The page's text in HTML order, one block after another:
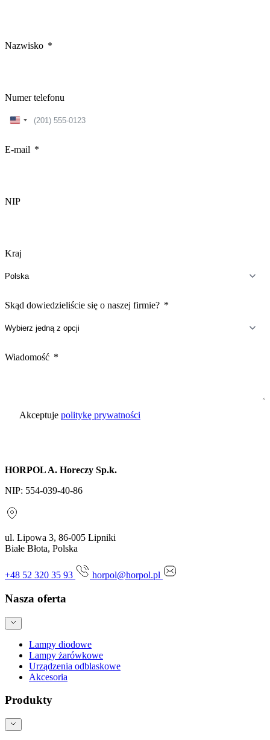
Nazwisko
Numer telefonu
United
E-mail
NIP
Kraj
Skąd dowiedzieliście się o naszej firmie?
Wiadomość
Akceptuje politykę prywatności
HORPOL A. Horeczy Sp.k.
NIP: 554-039-40-86
ul. Lipowa 3, 86-005 Lipniki
Białe Błota, Polska
+48 52 320 35 93 horpol@horpol.pl
Nasza oferta
Lampy diodowe
Lampy żarówkowe
Urządzenia odblaskowe
Akcesoria
Produkty